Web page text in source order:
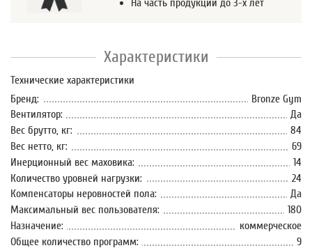
На часть продукции до 3-х лет
Характеристики
Технические характеристики
Бренд:
Bronze Gym
Вентилятор:
Да
Вес брутто, кг:
84
Вес нетто, кг:
69
Инерционный вес маховика:
14
Количество уровней нагрузки:
24
Компенсаторы неровностей пола:
Да
Максимальный вес пользователя:
180
Назначение:
коммерческое
Общее количество программ:
9